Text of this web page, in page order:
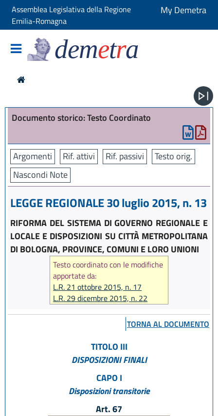
Assemblea Legislativa della Regione
Emilia-Romagna
My Demetra
demetra
Documento storico: Testo Coordinato
Argomenti Rif. attivi Rif. passivi
Testo orig.
Nascondi Note
LEGGE REGIONALE 30 luglio 2015, n. 13
RIFORMA DEL SISTEMA DI GOVERNO REGIONALE E
LOCALE E DISPOSIZIONI SU CITTÀ METROPOLITANA
DI BOLOGNA, PROVINCE, COMUNI E LORO UNIONI
Testo coordinato con le modifiche
apportate da:
L.R. 21 ottobre 2015, n. 17
L.R. 29 dicembre 2015, n. 22
L.R. 30 maggio 2016, n. 9
L.R. 29 luglio 2016, n. 13
L.R. 23 dicembre 2016, n. 25
L.R. 18 luglio 2017, n. 14
L.R. 18 luglio 2017, n. 16
L.R. 27 dicembre 2017, n. 25
L.R. 22 ottobre 2018, n. 14
L.R. 27 dicembre 2018, n. 24
TORNA AL DOCUMENTO
TITOLO III
DISPOSIZIONI FINALI
CAPO I
Disposizioni transitorie
Art. 67